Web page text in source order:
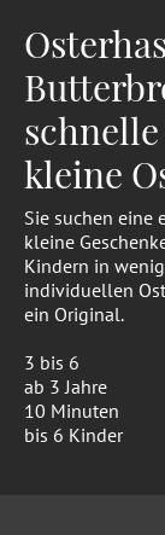
kleine
Sie suchen eine
kleine
Kindern in
individuellen
ein Original.
3 bis 6
ab 3 Jahre
10 Minuten
bis 6 Kinder